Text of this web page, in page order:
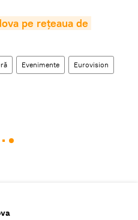
pe rețeaua de
Evenimente Eurovision